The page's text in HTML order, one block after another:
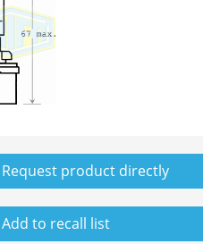
Request product directly
Add to recall list